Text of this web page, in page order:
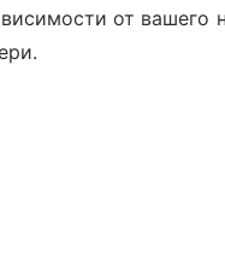
от вашего